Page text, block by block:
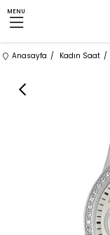
MENU
Anasayfa Kadın Saat